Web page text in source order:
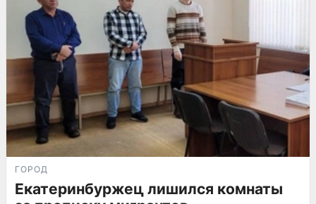
ГОРОД
Екатеринбуржец лишился комнаты